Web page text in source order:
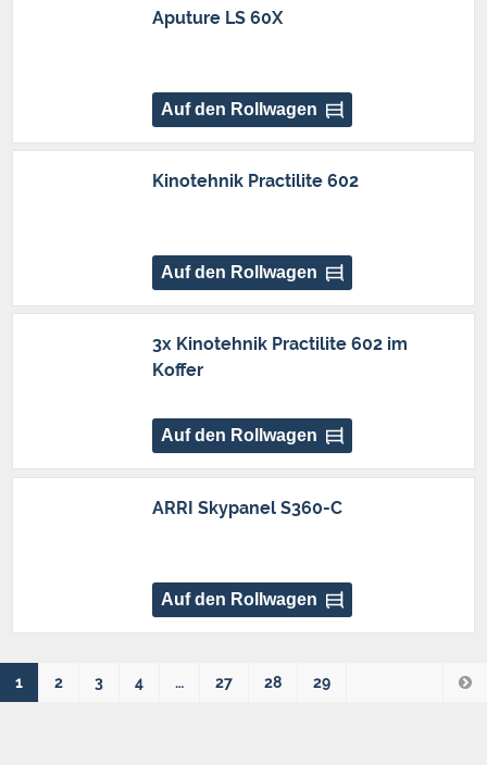
Aputure LS 60X
Auf den Rollwagen
Kinotehnik Practilite 602
Auf den Rollwagen
3x Kinotehnik Practilite 602 im
Koffer
Auf den Rollwagen
ARRI Skypanel S360-C
Auf den Rollwagen
1 2 3 4 … 27 28 29